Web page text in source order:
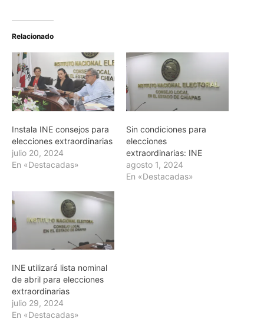
Relacionado
Instala INE consejos para
elecciones extraordinarias
julio 20, 2024
En «Destacadas»
Sin condiciones para
elecciones
extraordinarias: INE
agosto 1, 2024
En «Destacadas»
INE utilizará lista nominal
de abril para elecciones
extraordinarias
julio 29, 2024
En «Destacadas»